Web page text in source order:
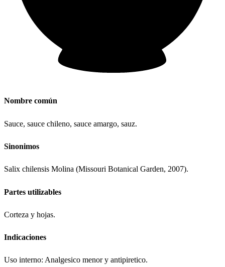
Nombre común
Sauce, sauce chileno, sauce amargo, sauz.
Sinonimos
Salix chilensis Molina (Missouri Botanical Garden, 2007).
Partes utilizables
Corteza y hojas.
Indicaciones
Uso interno: Analgesico menor y antipiretico.